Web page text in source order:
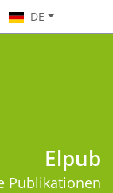
DE
Elpub
Publikationen